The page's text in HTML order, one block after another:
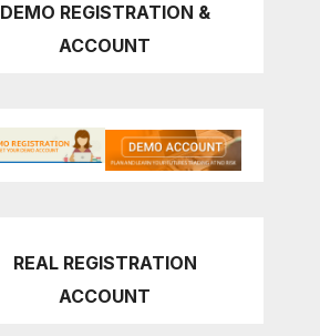
DEMO REGISTRATION &
ACCOUNT
REAL REGISTRATION
ACCOUNT